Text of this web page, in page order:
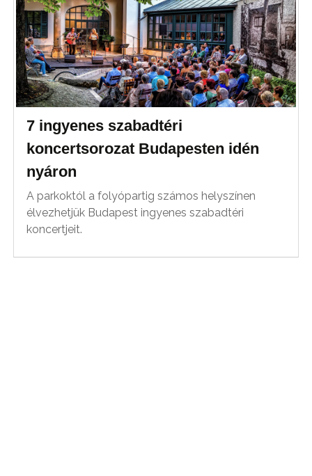
7 ingyenes szabadtéri
koncertsorozat Budapesten idén
nyáron
A parkoktól a folyópartig számos helyszínen
élvezhetjük Budapest ingyenes szabadtéri
koncertjeit.